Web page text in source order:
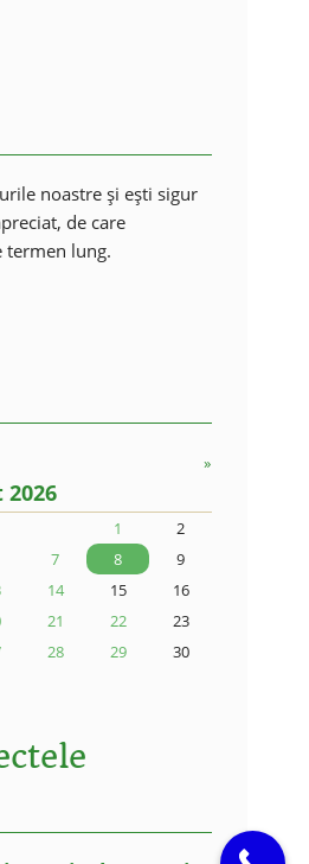
noastre și ești sigur
de care
termen lung.
»
1
2
7 8
9
14 15
16
21 22
23
28 29
30